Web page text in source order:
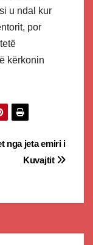
u ndal kur
por
kërkonin
nga jeta emiri i
Kuvajtit